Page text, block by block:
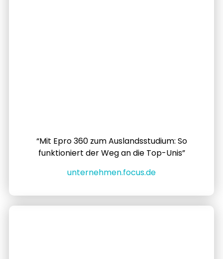
“Mit Epro 360 zum Auslandsstudium: So
funktioniert der Weg an die Top-Unis”
unternehmen.focus.de